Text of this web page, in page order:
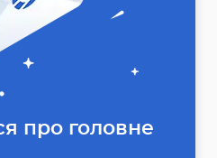
про головне